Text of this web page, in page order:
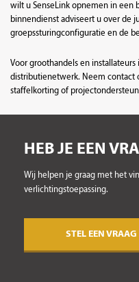
wilt u SenseLink opnemen in een
binnendienst adviseert u over de
groepssturingconfiguratie en de
Voor groothandels en
distributienetwerk. Neem contact
staffelkorting of
HEB JE EEN
Wij helpen je graag met het
verlichtingstoepassing.
STEL EEN VRAAG